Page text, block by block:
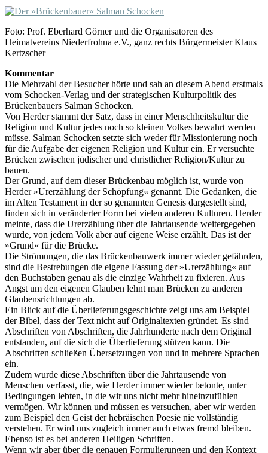
Foto: Prof. Eberhard Görner und die Organisatoren des
Heimatvereins Niederfrohna e.V., ganz rechts Bürgermeister Klaus
Kertzscher
Kommentar
Die Mehrzahl der Besucher hörte und sah an diesem Abend erstmals
vom Schocken-Verlag und der strategischen Kulturpolitik des
Brückenbauers Salman Schocken.
Von Herder stammt der Satz, dass in einer Menschheitskultur die
Religion und Kultur jedes noch so kleinen Volkes bewahrt werden
müsse. Salman Schocken setzte sich weder für Missionierung noch
für die Aufgabe der eigenen Religion und Kultur ein. Er versuchte
Brücken zwischen jüdischer und christlicher Religion/Kultur zu
bauen.
Der Grund, auf dem dieser Brückenbau möglich ist, wurde von
Herder »Urerzählung der Schöpfung« genannt. Die Gedanken, die
im Alten Testament in der so genannten Genesis dargestellt sind,
finden sich in veränderter Form bei vielen anderen Kulturen. Herder
meinte, dass die Urerzählung über die Jahrtausende weitergegeben
wurde, von jedem Volk aber auf eigene Weise erzählt. Das ist der
»Grund« für die Brücke.
Die Strömungen, die das Brückenbauwerk immer wieder gefährden,
sind die Bestrebungen die eigene Fassung der »Urerzählung« auf
den Buchstaben genau als die einzige Wahrheit zu fixieren. Aus
Angst um den eigenen Glauben lehnt man Brücken zu anderen
Glaubensrichtungen ab.
Ein Blick auf die Überlieferungsgeschichte zeigt uns am Beispiel
der Bibel, dass der Text nicht auf Originaltexten gründet. Es sind
Abschriften von Abschriften, die Jahrhunderte nach dem Original
entstanden, auf die sich die Überlieferung stützen kann. Die
Abschriften schließen Übersetzungen von und in mehrere Sprachen
ein.
Zudem wurde diese Abschriften über die Jahrtausende von
Menschen verfasst, die, wie Herder immer wieder betonte, unter
Bedingungen lebten, in die wir uns nicht mehr hineinzufühlen
vermögen. Wir können und müssen es versuchen, aber wir werden
zum Beispiel den Geist der hebräischen Poesie nie vollständig
verstehen. Er wird uns zugleich immer auch etwas fremd bleiben.
Ebenso ist es bei anderen Heiligen Schriften.
Wenn wir aber über die genauen Formulierungen und den Kontext